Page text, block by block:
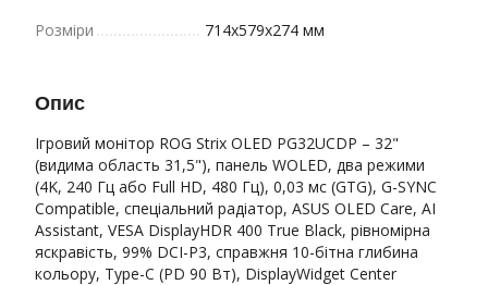
Розміри
714x579x274 мм
Опис
Ігровий монітор ROG Strix OLED PG32UCDP – 32"
(видима область 31,5"), панель WOLED, два режими
(4K, 240 Гц або Full HD, 480 Гц), 0,03 мс (GTG), G-SYNC
Compatible, спеціальний радіатор, ASUS OLED Care, AI
Assistant, VESA DisplayHDR 400 True Black, рівномірна
яскравість, 99% DCI-P3, справжня 10-бітна глибина
кольору, Type-C (PD 90 Вт), DisplayWidget Center